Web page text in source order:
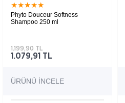
★★★★★
Phyto Douceur Softness
Shampoo 250 ml
1.079,91 TL
1.199,90 TL
ÜRÜNÜ İNCELE